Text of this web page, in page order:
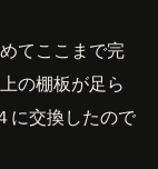
てここまで完
の棚板が足ら
に交換したので